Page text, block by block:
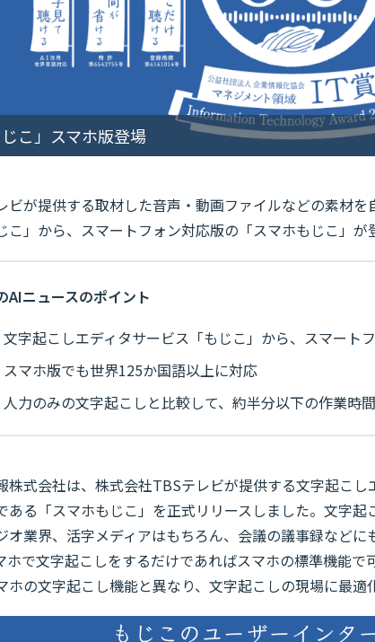
じこ」スマホ版登場
ビが提供する取材した音声・動画ファイルなどの素材
こ」から、スマートフォン対応版の「スマホもじこ」が
AIニュースのポイント
文字起こしエディタサービス「もじこ」から、スマート
スマホ版でも世界125か国語以上に対応
人力のみの文字起こしと比較して、約半分以下の作業時
株式会社は、株式会社TBSテレビが提供する文字起こ
ある「スマホもじこ」を正式リリースしました。文字
オ業界、活字メディアはもちろん、会議の議事録など
ホで文字起こしをするだけであればスマホの標準機能
ホの文字起こし機能と異なり、文字起こしの現場に最適